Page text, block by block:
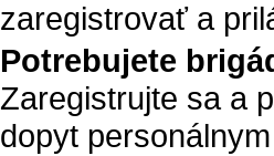
zaregistrovať a
Potrebujete
Zaregistrujte sa a
dopyt